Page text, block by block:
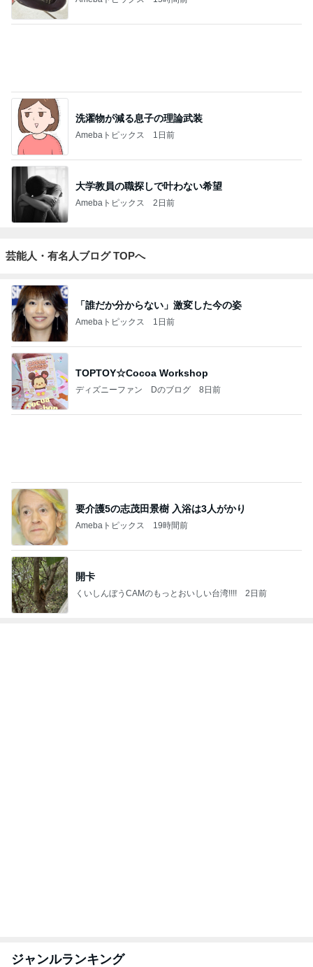
洗濯物が減る息子の理論武装
Amebaトピックス 1日前
大学教員の職探しで叶わない希望
Amebaトピックス 2日前
芸能人・有名人ブログ TOPへ
「誰だか分からない」激変した今の姿
Amebaトピックス 1日前
TOPTOY☆Cocoa Workshop
ディズニーファン Dのブログ 8日前
要介護5の志茂田景樹 入浴は3人がかり
Amebaトピックス 19時間前
開卡
くいしんぼうCAMのもっとおいしい台湾!!!! 2日前
ジャンルランキング